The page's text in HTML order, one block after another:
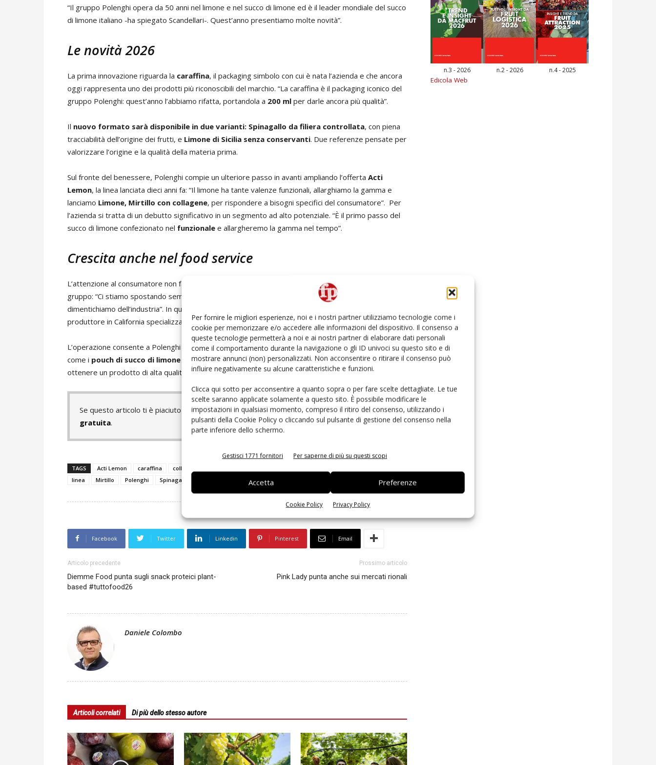
Per fornire le migliori esperienze, noi e i nostri partner utilizziamo tecnologie come i
cookie per memorizzare e/o accedere alle informazioni del dispositivo. Il consenso a
queste tecnologie permetterà a noi e ai nostri partner di elaborare dati personali
come il comportamento durante la navigazione o gli ID univoci su questo sito e di
mostrare annunci (non) personalizzati. Non acconsentire o ritirare il consenso può
influire negativamente su alcune caratteristiche e funzioni.
Clicca qui sotto per acconsentire a quanto sopra o per fare scelte dettagliate. Le tue
scelte saranno applicate solamente a questo sito. È possibile modificare le
impostazioni in qualsiasi momento, compreso il ritiro del consenso, utilizzando i
pulsanti della Cookie Policy o cliccando sul pulsante di gestione del consenso nella
parte inferiore dello schermo.
Gestisci 1771 fornitori Per saperne di più su questi scopi
Accetta Preferenze
Cookie Policy Privacy Policy
“Il gruppo Polenghi opera da 50 anni nel limone e nel succo di limone ed è il leader mondiale del succo
di limone italiano -ha spiegato Scandellari-. Quest’anno presentiamo molte novità”.
Le novità 2026
La prima innovazione riguarda la caraffina, il packaging simbolo con cui è nata l’azienda e che ancora
oggi rappresenta uno dei prodotti più riconoscibili del marchio. “La caraffina è il packaging iconico del
gruppo Polenghi: quest’anno l’abbiamo rifatta, portandola a 200 ml per darle ancora più qualità”.
Il nuovo formato sarà disponibile in due varianti: Spinagallo da filiera controllata, con piena
tracciabilità dell’origine dei frutti, e Limone di Sicilia senza conservanti. Due referenze pensate per
valorizzare l’origine e la qualità della materia prima.
Sul fronte del benessere, Polenghi compie un ulteriore passo in avanti ampliando l’offerta Acti
Lemon, la linea lanciata dieci anni fa: “Il limone ha tante valenze funzionali, allarghiamo la gamma e
lanciamo Limone, Mirtillo con collagene, per rispondere a bisogni specifici del consumatore”. Per
l’azienda si tratta di un debutto significativo in un segmento ad alto potenziale. “È il primo passo del
succo di limone confezionato nel funzionale e allargheremo la gamma nel tempo”.
Crescita anche nel food service
L’attenzione al consumatore non fa perdere di vista il
, che resta strategico per il
gruppo: “Ci stiamo spostando sempre più sul consumatore per intercettarne i bisogni, però non ci
dimentichiamo dell’industria”. In questa direzione si inserisce l’acquisizione, avvenuta nel 2025, di un
produttore in California specializzato in soluzioni per food service e industria alimentare.
L’operazione consente a Polenghi di ampliare l’offerta di concentrati senza conservanti pronti all’uso,
come i pouch di succo di limone e limeche, con la semplice aggiunta di acqua, permettono di
ottenere un prodotto di alta qualità mantenendo tutte le caratteristiche del frutto fresco.
Se questo articolo ti è piaciuto e vuoi rimanere sempre informatoiscriviti alla newsletter
gratuita.
TAGS Acti Lemon caraffina collagene
linea
Mirtillo Polenghi Spinagallo
Facebook Twitter Linkedin Pinterest Email
Articolo precedente
Diemme Food punta sugli snack proteici plant-
based #tuttofood26
Prossimo articolo
Pink Lady punta anche sui mercati rionali
Daniele Colombo
Articoli correlati Di più dello stesso autore
n.3 - 2026 n.2 - 2026 n.4 - 2025
Edicola Web